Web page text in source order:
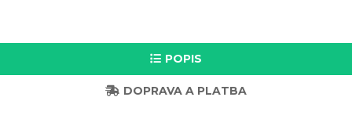
POPIS
DOPRAVA A PLATBA